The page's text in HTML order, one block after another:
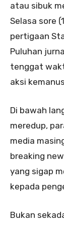
atau sibuk
Selasa sore
pertigaan
Puluhan
tenggat
aksi
Di bawah
meredup,
media
breaking
yang sigap
kepada
Bukan